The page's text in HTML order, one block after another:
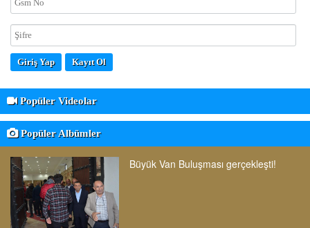
Giriş Yap Kayıt Ol
Popüler Videolar
Popüler Albümler
Büyük Van Buluşması gerçekleşti!